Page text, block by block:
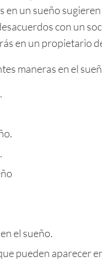
un sueño
con un
en un propietario
maneras en el
el sueño.
pueden aparecer